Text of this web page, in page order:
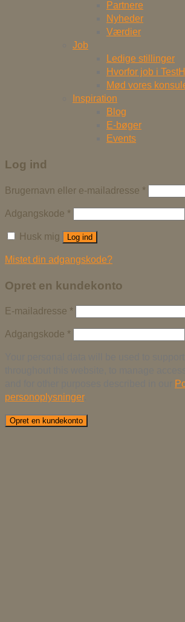
Partnere
Nyheder
Værdier
Job
Ledige stillinger
Hvorfor job i
Mød vores
Inspiration
Blog
E-bøger
Events
Log ind
Brugernavn eller e-mailadresse *
Adgangskode *
Husk mig Log ind
Mistet din adgangskode?
Opret en kundekonto
E-mailadresse *
Adgangskode *
personoplysninger.
Opret en kundekonto